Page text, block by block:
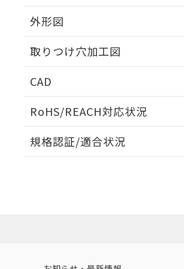
外形図
取りつけ穴加工図
CAD
RoHS/REACH対応状況
EU RoHS 注意事項・凡例
規格認証/適合状況